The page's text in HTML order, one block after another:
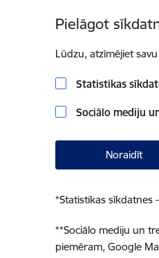
Pielāgot
Lūdzu, atzīmējiet savu
Statistikas
Sociālo mediju
Noraidīt
*Statistikas sīkdatnes
**Sociālo mediju un
piemēram, Google